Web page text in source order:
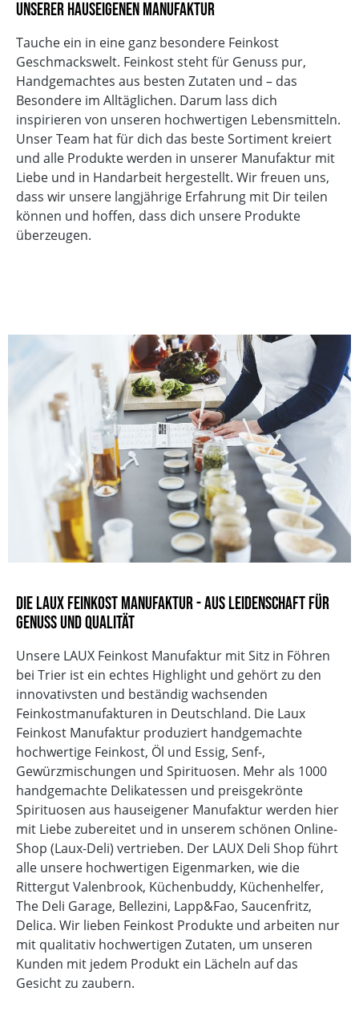
unserer hauseigenen Manufaktur
Tauche ein in eine ganz besondere Feinkost
Geschmackswelt. Feinkost steht für Genuss pur,
Handgemachtes aus besten Zutaten und – das
Besondere im Alltäglichen. Darum lass dich
inspirieren von unseren hochwertigen Lebensmitteln.
Unser Team hat für dich das beste Sortiment kreiert
und alle Produkte werden in unserer Manufaktur mit
Liebe und in Handarbeit hergestellt. Wir freuen uns,
dass wir unsere langjährige Erfahrung mit Dir teilen
können und hoffen, dass dich unsere Produkte
überzeugen.
Die LAUX Feinkost Manufaktur - Aus Leidenschaft für
Genuss und Qualität
Unsere LAUX Feinkost Manufaktur mit Sitz in Föhren
bei Trier ist ein echtes Highlight und gehört zu den
innovativsten und beständig wachsenden
Feinkostmanufakturen in Deutschland. Die Laux
Feinkost Manufaktur produziert handgemachte
hochwertige Feinkost, Öl und Essig, Senf-,
Gewürzmischungen und Spirituosen. Mehr als 1000
handgemachte Delikatessen und preisgekrönte
Spirituosen aus hauseigener Manufaktur werden hier
mit Liebe zubereitet und in unserem schönen Online-
Shop (Laux-Deli) vertrieben. Der LAUX Deli Shop führt
alle unsere hochwertigen Eigenmarken, wie die
Rittergut Valenbrook, Küchenbuddy, Küchenhelfer,
The Deli Garage, Bellezini, Lapp&Fao, Saucenfritz,
Delica. Wir lieben Feinkost Produkte und arbeiten nur
mit qualitativ hochwertigen Zutaten, um unseren
Kunden mit jedem Produkt ein Lächeln auf das
Gesicht zu zaubern.